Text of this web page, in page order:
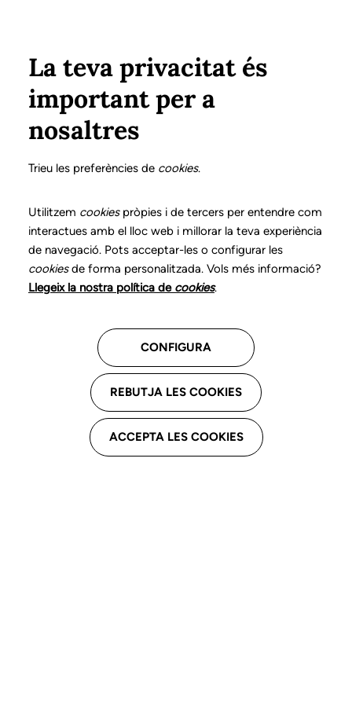
Actualitat Recordatori del cgcl sobre l'ús adequat de les mascaretes
10 MARÇ 2021
Recordatori del cgcl
sobre l'ús adequat de
les mascaretes
Adjuntem recordatori del Consejo General de Colegios
La teva privacitat és
important per a
nosaltres
Trieu les preferències de cookies.
Utilitzem cookiespròpies i de tercers per entendre com
interactues amb el lloc web i millorar la teva experiència
de navegació. Pots acceptar-les o configurar les
cookiesde forma personalitzada. Vols més informació?
Llegeix la nostra política de cookies.
CONFIGURA
REBUTJA LES COOKIES
ACCEPTA LES COOKIES